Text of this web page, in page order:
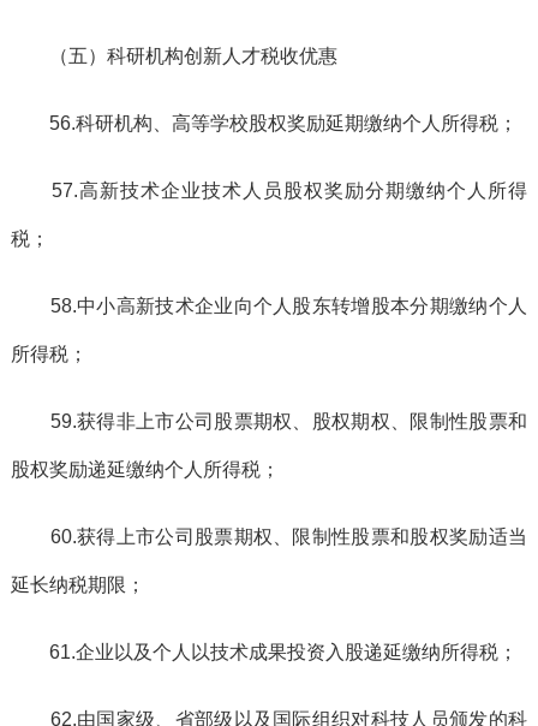
（五）科研机构创新人才税收优惠
56.科研机构、高等学校股权奖励延期缴纳个人所得税；
57.高新技术企业技术人员股权奖励分期缴纳个人所得
税；
58.中小高新技术企业向个人股东转增股本分期缴纳个人
所得税；
59.获得非上市公司股票期权、股权期权、限制性股票和
股权奖励递延缴纳个人所得税；
60.获得上市公司股票期权、限制性股票和股权奖励适当
延长纳税期限；
61.企业以及个人以技术成果投资入股递延缴纳所得税；
62.由国家级、省部级以及国际组织对科技人员颁发的科